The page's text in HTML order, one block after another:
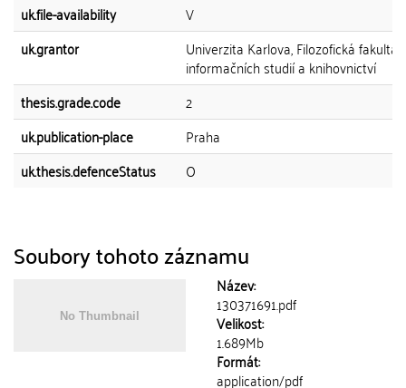
uk.file-availability
V
uk.grantor
Univerzita Karlova, Filozofická fakulta,
informačních studií a knihovnictví
thesis.grade.code
2
uk.publication-place
Praha
uk.thesis.defenceStatus
O
Soubory tohoto záznamu
Název:
130371691.pdf
Velikost:
1.689Mb
Formát:
application/pdf